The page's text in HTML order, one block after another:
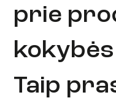
prie
Taip